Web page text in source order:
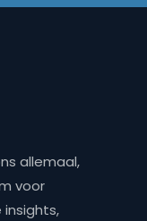
allemaal,
voor
insights,